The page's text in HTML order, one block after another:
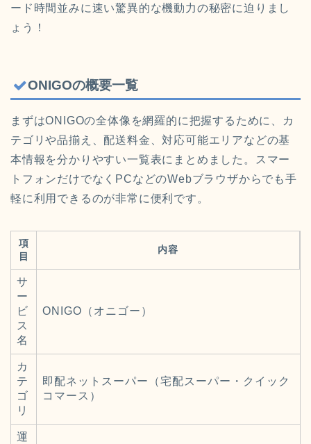
ード時間並みに速い驚異的な機動力の秘密に迫りまし
ょう！
ONIGOの概要一覧
まずはONIGOの全体像を網羅的に把握するために、カ
テゴリや品揃え、配送料金、対応可能エリアなどの基
本情報を分かりやすい一覧表にまとめました。スマー
トフォンだけでなくPCなどのWebブラウザからでも手
軽に利用できるのが非常に便利です。
項
目
内容
サ
ー
ビ
ス
名
ONIGO（オニゴー）
カ
テ
ゴ
リ
即配ネットスーパー（宅配スーパー・クイック
コマース）
運